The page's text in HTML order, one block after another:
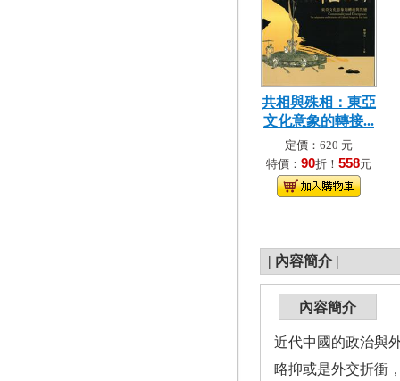
共相與殊相：東亞
文化意象的轉接...
定價：620 元
特價： 90折！ 558元
| 內容簡介 |
內容簡介
近代中國的政治與
略抑或是外交折衝